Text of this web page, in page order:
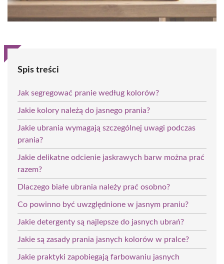
Spis treści
Jak segregować pranie według kolorów?
Jakie kolory należą do jasnego prania?
Jakie ubrania wymagają szczególnej uwagi podczas
prania?
Jakie delikatne odcienie jaskrawych barw można prać
razem?
Dlaczego białe ubrania należy prać osobno?
Co powinno być uwzględnione w jasnym praniu?
Jakie detergenty są najlepsze do jasnych ubrań?
Jakie są zasady prania jasnych kolorów w pralce?
Jakie praktyki zapobiegają farbowaniu jasnych